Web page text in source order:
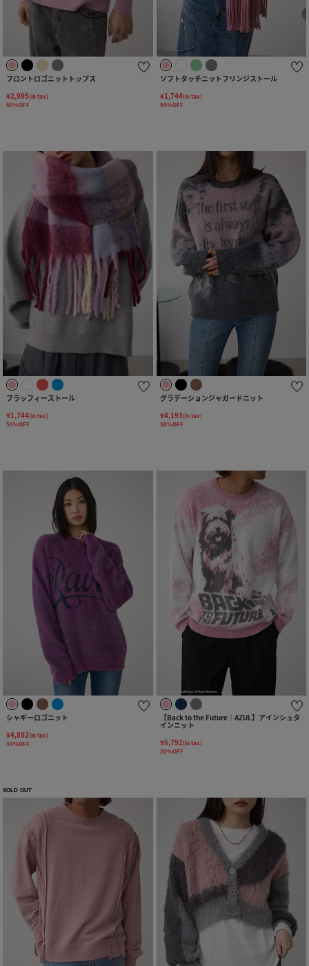
フロントロゴニットトップス
¥2,995(in tax)
50%OFF
ソフトタッチニットフリンジストール
¥1,744(in tax)
50%OFF
フラッフィーストール
¥1,744(in tax)
50%OFF
グラデーションジャガードニット
¥4,193(in tax)
30%OFF
シャギーロゴニット
¥4,892(in tax)
30%OFF
【Back to the Future｜AZUL】アインシュタ
インニット
¥6,792(in tax)
20%OFF
SOLD OUT